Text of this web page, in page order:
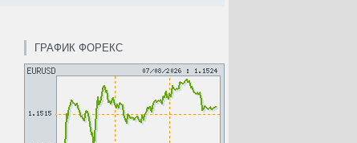
ГРАФИК ФОРЕКС